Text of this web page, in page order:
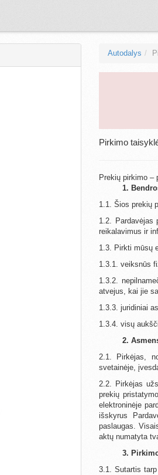
Autodalys
Pirkimo
Prekių pirkimo –
1.
1.1. Šios prekių
1.2. Pardavėjas
reikalavimus ir
1.3. Pirkti mūsų
1.3.1. veiksnūs
1.3.2.
atvejus, kai jie
1.3.3. juridiniai
1.3.4. visų
2.
2.1. Pirkėjas,
svetainėje,
2.2. Pirkėjas
prekių
elektroninėje
išskyrus
paslaugas.
aktų numatyta
3.
3.1. Sutartis